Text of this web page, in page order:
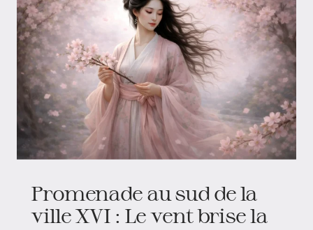
Promenade au sud de la
ville XVI : Le vent brise la